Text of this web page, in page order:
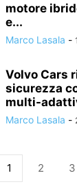
motore
e...
Marco Lasala -
Volvo Cars
sicurezza
multi-
Marco Lasala -
1 2 3